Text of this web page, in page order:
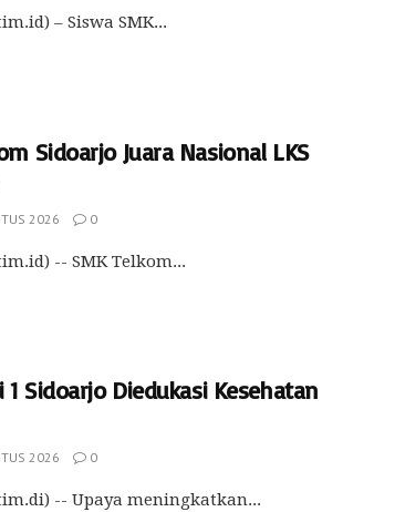
– Siswa SMK...
Sidoarjo Juara Nasional LKS
2026 0
-- SMK Telkom...
Sidoarjo Diedukasi Kesehatan
2026 0
-- Upaya meningkatkan...